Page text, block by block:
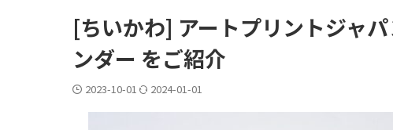
[ちいかわ] アートプリントジャ
ンダー をご紹介
2023-10-01 2024-01-01